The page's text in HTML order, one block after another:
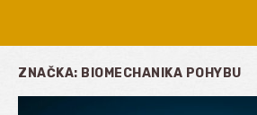
ZNAČKA: BIOMECHANIKA POHYBU